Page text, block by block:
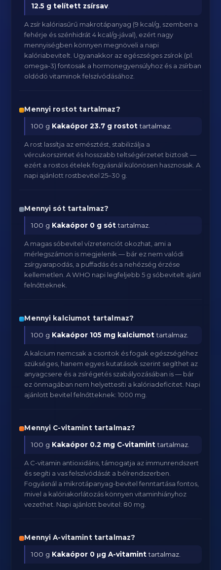
12.5 g telített zsírsav
A zsír kalóriasűrű makrotápanyag (9 kcal/g, szemben a
fehérje és szénhidrát 4 kcal/g-jával), ezért nagy
mennyiségben könnyen megnöveli a napi
kalóriabevitelt. Ugyanakkor az egészséges zsírok (pl.
omega-3) fontosak a hormonegyensúlyhoz és a zsírban
oldódó vitaminok felszívódásához.
Mennyi rostot tartalmaz?
100 g Kakaópor 23.7 g rostottartalmaz.
A rost lassítja az emésztést, stabilizálja a
vércukorszintet és hosszabb teltségérzetet biztosít —
ezért a rostos ételek fogyásnál különösen hasznosak. A
napi ajánlott rostbevitel 25–30 g.
Mennyi sót tartalmaz?
100 g Kakaópor 0 g sóttartalmaz.
A magas sóbevitel vízretenciót okozhat, ami a
mérlegszámon is megjelenik — bár ez nem valódi
zsírgyarapodás, a puffadás és a nehézség érzése
kellemetlen. A WHO napi legfeljebb 5 g sóbevitelt ajánl
felnőtteknek.
Mennyi kalciumot tartalmaz?
100 g Kakaópor 105 mg kalciumottartalmaz.
A kalcium nemcsak a csontok és fogak egészségéhez
szükséges, hanem egyes kutatások szerint segíthet az
anyagcsere és a zsírégetés szabályozásában is — bár
ez önmagában nem helyettesíti a kalóriadeficitet. Napi
ajánlott bevitel felnőtteknek: 1000 mg.
Mennyi C-vitamint tartalmaz?
100 g Kakaópor 0.2 mg C-vitaminttartalmaz.
A C-vitamin antioxidáns, támogatja az immunrendszert
és segíti a vas felszívódását a bélrendszerben.
Fogyásnál a mikrotápanyag-bevitel fenntartása fontos,
mivel a kalóriakorlátozás könnyen vitaminhiányhoz
vezethet. Napi ajánlott bevitel: 80 mg.
Mennyi A-vitamint tartalmaz?
100 g Kakaópor 0 μg A-vitaminttartalmaz.